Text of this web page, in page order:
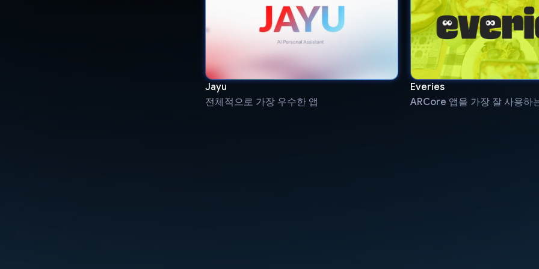
Jayu
전체적으로 가장 우수한 앱
Everies
ARCore 앱을 가장 잘 사용하